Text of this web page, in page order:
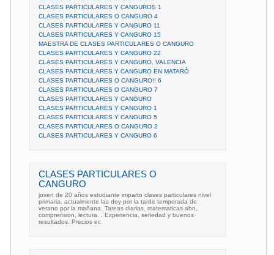
CLASES PARTICULARES Y CANGUROS 1
CLASES PARTICULARES O CANGURO 4
CLASES PARTICULARES Y CANGURO 11
CLASES PARTICULARES Y CANGURO 15
MAESTRA DE CLASES PARTICULARES O CANGURO
CLASES PARTICULARES Y CANGURO 22
CLASES PARTICULARES Y CANGURO. VALENCIA
CLASES PARTICULARES Y CANGURO EN MATARÓ
CLASES PARTICULARES O CANGURO!! 6
CLASES PARTICULARES O CANGURO 7
CLASES PARTICULARES Y CANGURO
CLASES PARTICULARES Y CANGURO 1
CLASES PARTICULARES Y CANGURO 5
CLASES PARTICULARES O CANGURO 2
CLASES PARTICULARES Y CANGURO 6
CLASES PARTICULARES O
CANGURO
joven de 20 años estudiante imparto clases particulares nivel
primaria, actualmente las doy por la tarde temporada de
verano por la mañana. Tareas diarias, matematicas abn,
comprension, lectura. . Experiencia, seriedad y buenos
resultados. Precios ec